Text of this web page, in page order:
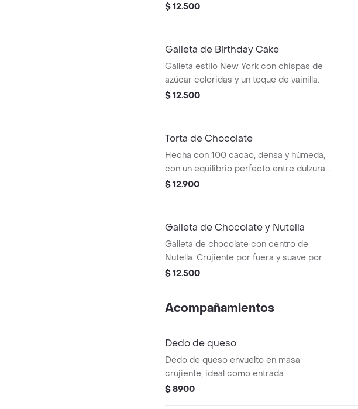
$ 12.500
Galleta de Birthday Cake
Galleta estilo New York con chispas de
azúcar coloridas y un toque de vainilla.
$ 12.500
Torta de Chocolate
Hecha con 100 cacao, densa y húmeda,
con un equilibrio perfecto entre dulzura e
intensidad de sabor.
$ 12.900
Galleta de Chocolate y Nutella
Galleta de chocolate con centro de
Nutella. Crujiente por fuera y suave por
dentro.
$ 12.500
Acompañamientos
Dedo de queso
Dedo de queso envuelto en masa
crujiente, ideal como entrada.
$ 8900